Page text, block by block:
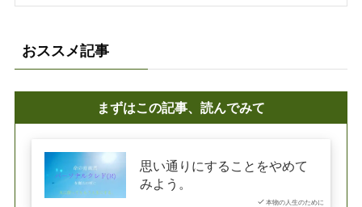
おススメ記事
まずはこの記事、読んでみて
本物の人生のために
思い通りにすることをやめて
みよう。